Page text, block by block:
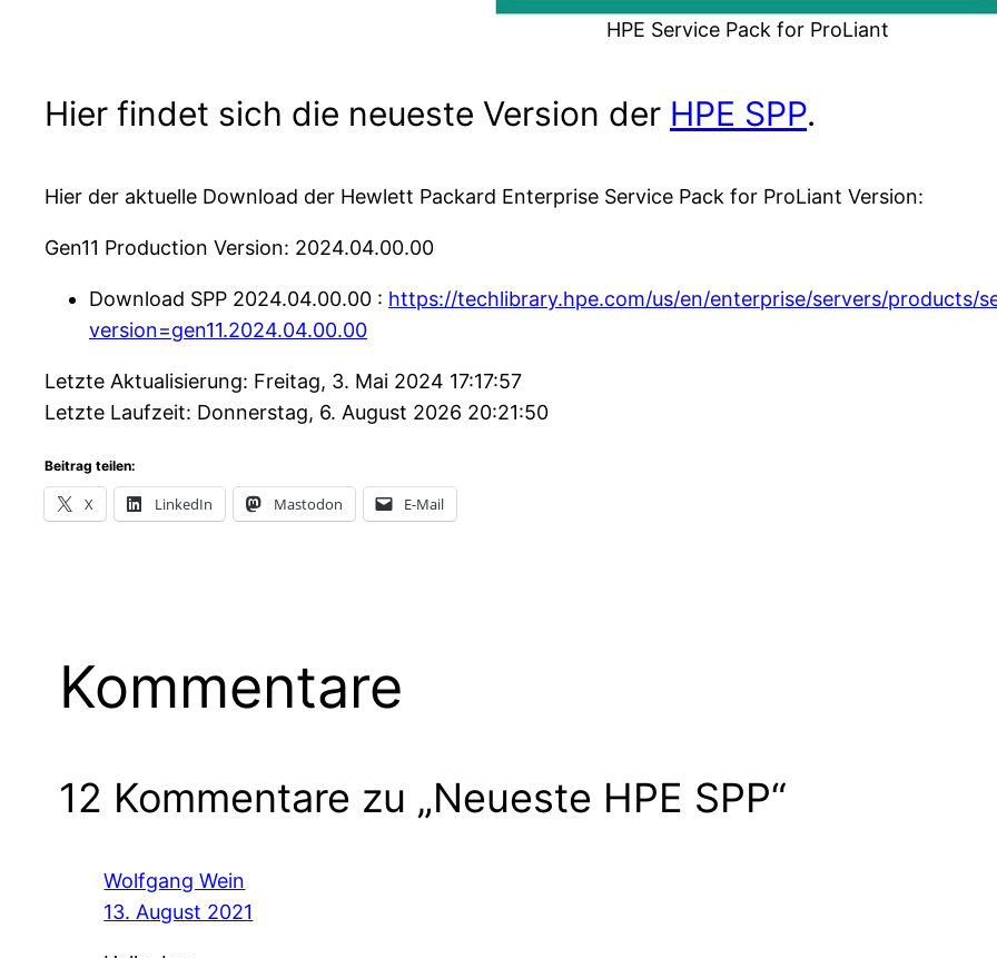
HPE Service Pack for ProLiant
Hier findet sich die neueste Version der HPE SPP.
Hier der aktuelle Download der Hewlett Packard Enterprise Service Pack for ProLiant Version:
Gen11 Production Version: 2024.04.00.00
Download SPP 2024.04.00.00 : https://techlibrary.hpe.com/us/en/enterprise/servers/products/
version=gen11.2024.04.00.00
Letzte Aktualisierung: Freitag, 3. Mai 2024 17:17:57
Letzte Laufzeit: Donnerstag, 6. August 2026 20:21:50
Beitrag teilen:
X LinkedIn Mastodon E-Mail
Kommentare
12 Kommentare zu „Neueste HPE SPP“
Wolfgang Wein
13. August 2021